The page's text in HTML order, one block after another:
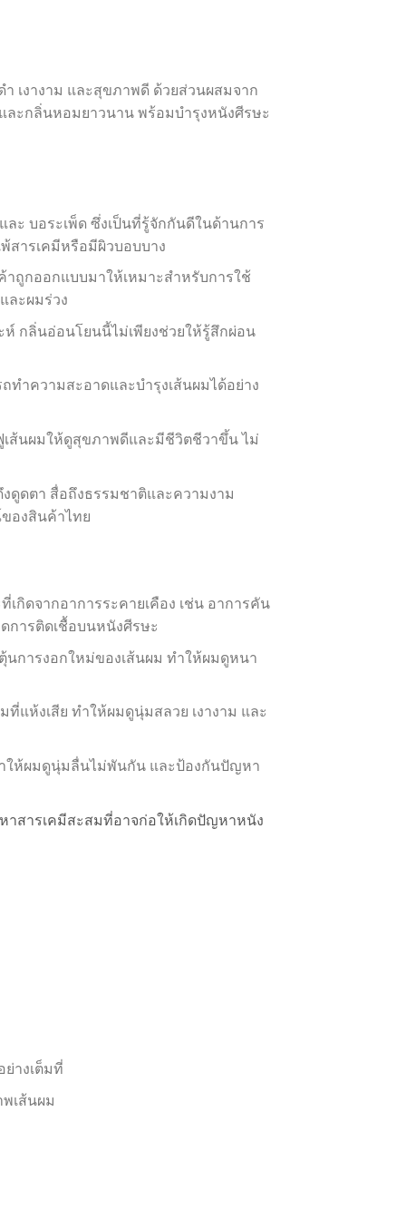
เงางาม และสุขภาพดี ด้วยส่วนผสมจาก
ละกลิ่นหอมยาวนาน พร้อมบำรุงหนังศีรษะ
ะ บอระเพ็ด ซึ่งเป็นที่รู้จักกันดีในด้านการ
สารเคมีหรือมีผิวบอบบาง
ถูกออกแบบมาให้เหมาะสำหรับการใช้
ละผมร่วง
กลิ่นอ่อนโยนนี้ไม่เพียงช่วยให้รู้สึกผ่อน
ำความสะอาดและบำรุงเส้นผมได้อย่าง
ส้นผมให้ดูสุขภาพดีและมีชีวิตชีวาขึ้น ไม่
ดตา สื่อถึงธรรมชาติและความงาม
องสินค้าไทย
กิดจากอาการระคายเคือง เช่น อาการคัน
การติดเชื้อบนหนังศีรษะ
การงอกใหม่ของเส้นผม ทำให้ผมดูหนา
แห้งเสีย ทำให้ผมดูนุ่มสลวย เงางาม และ
ให้ผมดูนุ่มลื่นไม่พันกัน และป้องกันปัญหา
สารเคมีสะสมที่อาจก่อให้เกิดปัญหาหนัง
างเต็มที่
เส้นผม